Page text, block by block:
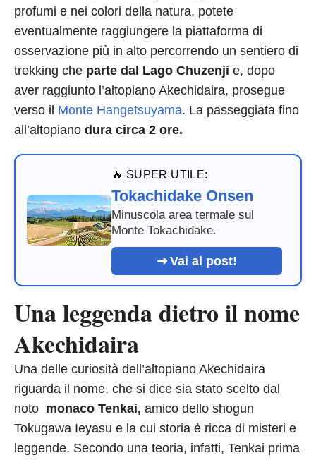
profumi e nei colori della natura, potete
eventualmente raggiungere la piattaforma di
osservazione più in alto percorrendo un sentiero di
trekking che parte dal Lago Chuzenji e, dopo
aver raggiunto l’altopiano Akechidaira, prosegue
verso il Monte Hangetsuyama. La passeggiata fino
all’altopiano dura circa 2 ore.
🔥 SUPER UTILE:
Tokachidake Onsen
Minuscola area termale sul
Monte Tokachidake.
Vai al post!
Una leggenda dietro il nome
Akechidaira
Una delle curiosità dell’altopiano Akechidaira
riguarda il nome, che si dice sia stato scelto dal
noto monaco Tenkai, amico dello shogun
Tokugawa Ieyasu e la cui storia è ricca di misteri e
leggende. Secondo una teoria, infatti, Tenkai prima